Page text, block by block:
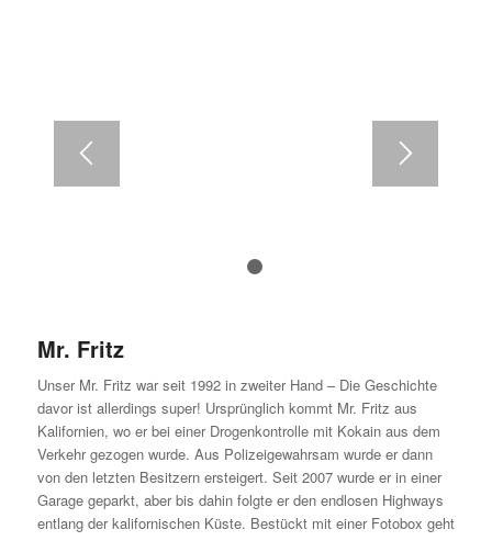
Mr. Fritz
Unser Mr. Fritz war seit 1992 in zweiter Hand – Die Geschichte
davor ist allerdings super! Ursprünglich kommt Mr. Fritz aus
Kalifornien, wo er bei einer Drogenkontrolle mit Kokain aus dem
Verkehr gezogen wurde. Aus Polizeigewahrsam wurde er dann
von den letzten Besitzern ersteigert. Seit 2007 wurde er in einer
Garage geparkt, aber bis dahin folgte er den endlosen Highways
entlang der kalifornischen Küste. Bestückt mit einer Fotobox geht